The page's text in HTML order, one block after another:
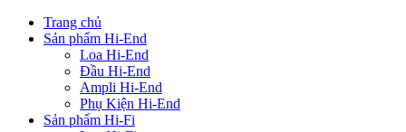
Trang chủ
Sản phẩm Hi-End
Loa Hi-End
Đầu Hi-End
Ampli Hi-End
Phụ Kiện Hi-End
Sản phẩm Hi-Fi